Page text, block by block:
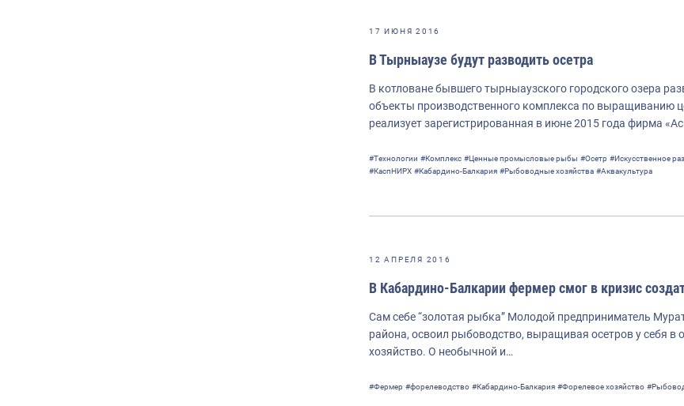
17 ИЮНЯ 2016
В Тырныаузе будут разводить осетра
В котловане бывшего тырныаузского городского озера
объекты производственного комплекса по выращиванию
реализует зарегистрированная в июне 2015 года фирма
#Технологии #Комплекс #Ценные промысловые рыбы #Осетр #Искусственное
#КаспНИРХ #Кабардино-Балкария #Рыбоводные хозяйства #Аквакультура
12 АПРЕЛЯ 2016
В Кабардино-Балкарии фермер смог в кризис
Сам себе “золотая рыбка” Молодой предприниматель
района, освоил рыбоводство, выращивая осетров у себя в
хозяйство. О необычной и…
#Фермер #форелеводство #Кабардино-Балкария #Форелевое хозяйство